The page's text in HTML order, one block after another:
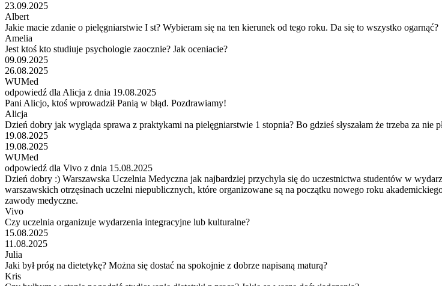
23.09.2025
Albert
Jakie macie zdanie o pielęgniarstwie I st? Wybieram się na ten kierunek od tego roku. Da się to wszystko ogarnąć?
Amelia
Jest ktoś kto studiuje psychologie zaocznie? Jak oceniacie?
09.09.2025
26.08.2025
WUMed
odpowiedź dla Alicja z dnia 19.08.2025
Pani Alicjo, ktoś wprowadził Panią w błąd. Pozdrawiamy!
Alicja
Dzień dobry jak wygląda sprawa z praktykami na pielęgniarstwie 1 stopnia? Bo gdzieś słyszałam że trzeba za nie
19.08.2025
19.08.2025
WUMed
odpowiedź dla Vivo z dnia 15.08.2025
Dzień dobry :) Warszawska Uczelnia Medyczna jak najbardziej przychyla się do uczestnictwa studentów w
warszawskich otrzęsinach uczelni niepublicznych, które organizowane są na początku nowego roku
zawody medyczne.
Vivo
Czy uczelnia organizuje wydarzenia integracyjne lub kulturalne?
15.08.2025
11.08.2025
Julia
Jaki był próg na dietetykę? Można się dostać na spokojnie z dobrze napisaną maturą?
Kris